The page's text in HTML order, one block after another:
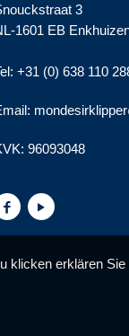
klicken erklären
3
1601 EB
+31 (0) 638 110
96093048